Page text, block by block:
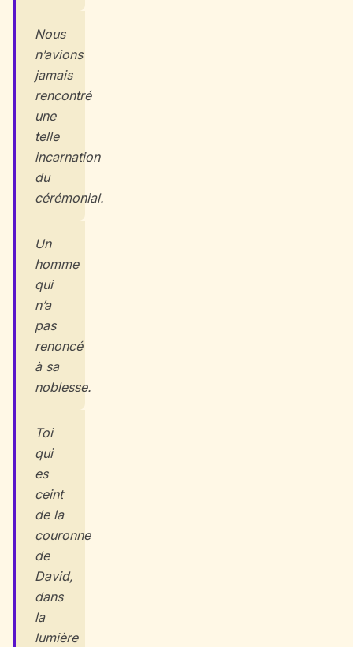
Nous
n’avions
jamais
rencontré
une
telle
incarnation
du
cérémonial.
Un
homme
qui
n’a
pas
renoncé
à sa
noblesse.
Toi
qui
es
ceint
de la
couronne
de
David,
dans
la
lumière